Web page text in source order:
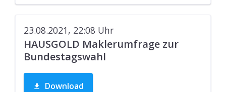
23.08.2021, 22:08 Uhr
HAUSGOLD Maklerumfrage zur
Bundestagswahl
Download